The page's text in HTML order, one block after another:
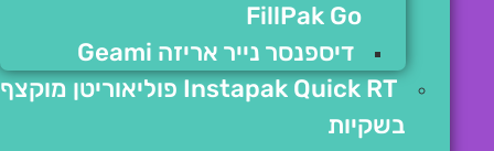
FillPak Go
דיספנסר נייר אריזה Geami
Instapak Quick RT פוליאוריטן מוקצף
בשקיות